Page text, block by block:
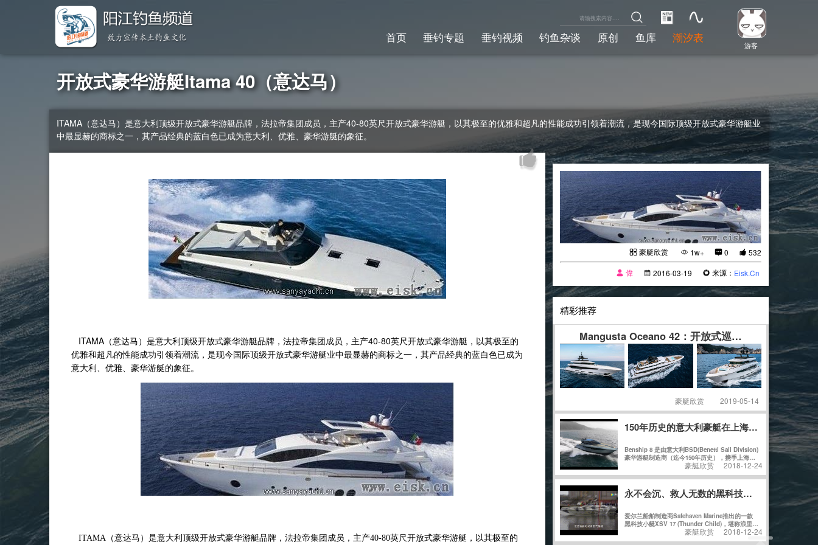
游客
首页 垂钓专题 垂钓视频 钓鱼杂谈 原创 鱼库 潮汐表
开放式豪华游艇Itama 40（意达马）
ITAMA（意达马）是意大利顶级开放式豪华游艇品牌，法拉帝集团成员，主产40-80英尺开放式豪华游艇，以其极至的优雅和超凡的性能成功引领着潮流，是现今国际顶级开放式豪华游艇业
中最显赫的商标之一，其产品经典的蓝白色已成为意大利、优雅、豪华游艇的象征。
ITAMA（意达马）是意大利顶级开放式豪华游艇品牌，法拉帝集团成员，主产40-80英尺开放式豪华游艇，以其极至的
优雅和超凡的性能成功引领着潮流，是现今国际顶级开放式豪华游艇业中最显赫的商标之一，其产品经典的蓝白色已成为
意大利、优雅、豪华游艇的象征。
ITAMA（意达马）是意大利顶级开放式豪华游艇品牌，法拉帝集团成员，主产40-80英尺开放式豪华游艇，以其极至的
豪艇欣赏 1w+ 0
532
偉
2016-03-19 来源： Eisk.Cn
精彩推荐
Mangusta Oceano 42：开放式巡航艇 更合适家庭
豪艇欣赏 2019-05-14
150年历史的意大利豪艇在上海建造首艘游艇
Benship 8 是由意大利BSD(Benetti Sail Division)
豪华游艇制造商（迄今150年历史），携手上海江
南造船厂（迄今160年历史）共同在上海精心建
造。
豪艇欣赏 2018-12-24
永不会沉、救人无数的黑科技小艇！能360°转体
爱尔兰船舶制造商Safehaven Marine推出的一款
黑科技小艇XSV 17 (Thunder Child)，堪称浪里小
白龙，主要应用于海上救援，其最大的特点就是不
豪艇欣赏 2018-12-24